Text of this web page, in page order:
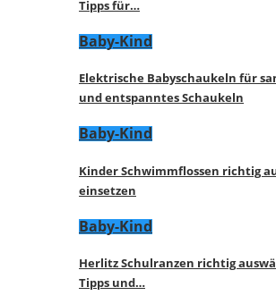
Tipps für…
Baby-Kind
Elektrische Babyschaukeln für
und entspanntes Schaukeln
Baby-Kind
Kinder Schwimmflossen richtig
einsetzen
Baby-Kind
Herlitz Schulranzen richtig
Tipps und…